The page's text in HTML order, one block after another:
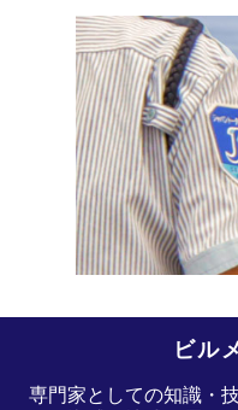
ビル
専門家としての知識・